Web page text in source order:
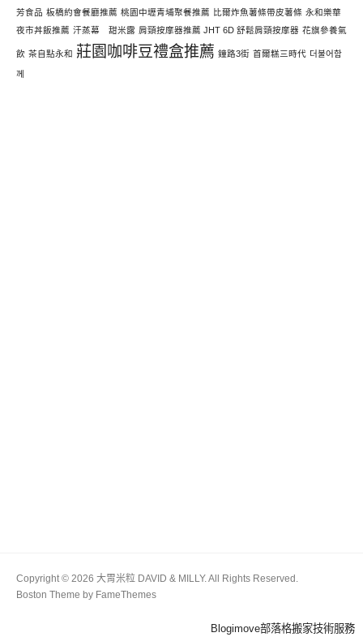
芳食品 板橋約會餐廳推薦 桃園中壢青埔聚餐推薦 比爾炸魚薯條帶皮薯條 永和樂華
夜市丼飯推薦 汗蒸幕 甜米露 肩頸按摩器推薦 JHT 6D 舒鬆肩頸按摩器 花旗參養氣
飲 茶自點永和 莊園咖啡豆禮盒推薦 鐘路3街 首爾糕三時代 더불어함
께
Copyright © 2026 大胃米粒 DAVID & MILLY. All Rights Reserved.
Boston Theme by FameThemes
Blogimove部落格搬家技術服務